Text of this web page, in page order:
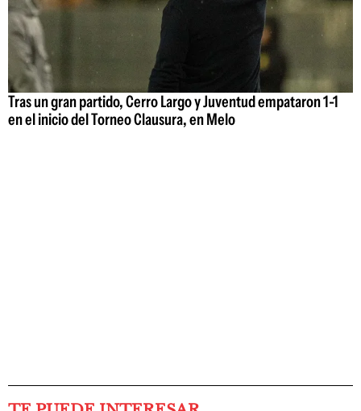
Tras un gran partido, Cerro Largo y Juventud empataron 1-1
en el inicio del Torneo Clausura, en Melo